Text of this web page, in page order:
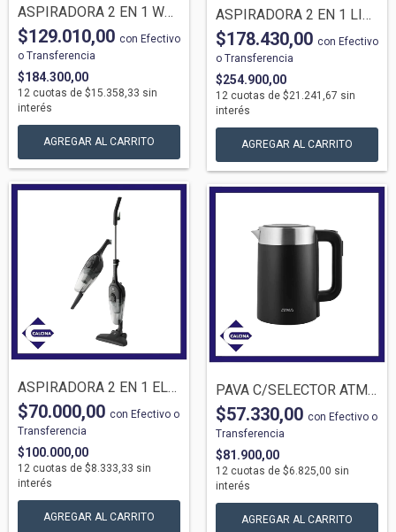
ASPIRADORA 2 EN 1 WESTINHOUSE INALAMBRIC...
$184.300,00
$129.010,00 con Efectivo
o Transferencia
12 cuotas de $15.358,33 sin
interés
ASPIRADORA 2 EN 1 LILIANA LA961 INALAMBR...
$254.900,00
$178.430,00 con Efectivo
o Transferencia
12 cuotas de $21.241,67 sin
interés
ASPIRADORA 2 EN 1 ELECTROLUX STK12 VERTI...
$100.000,00
$70.000,00 con Efectivo o
Transferencia
12 cuotas de $8.333,33 sin
interés
PAVA C/SELECTOR ATMA 21BDP 1.7LTS NEGRA...
$81.900,00
$57.330,00 con Efectivo o
Transferencia
12 cuotas de $6.825,00 sin
interés